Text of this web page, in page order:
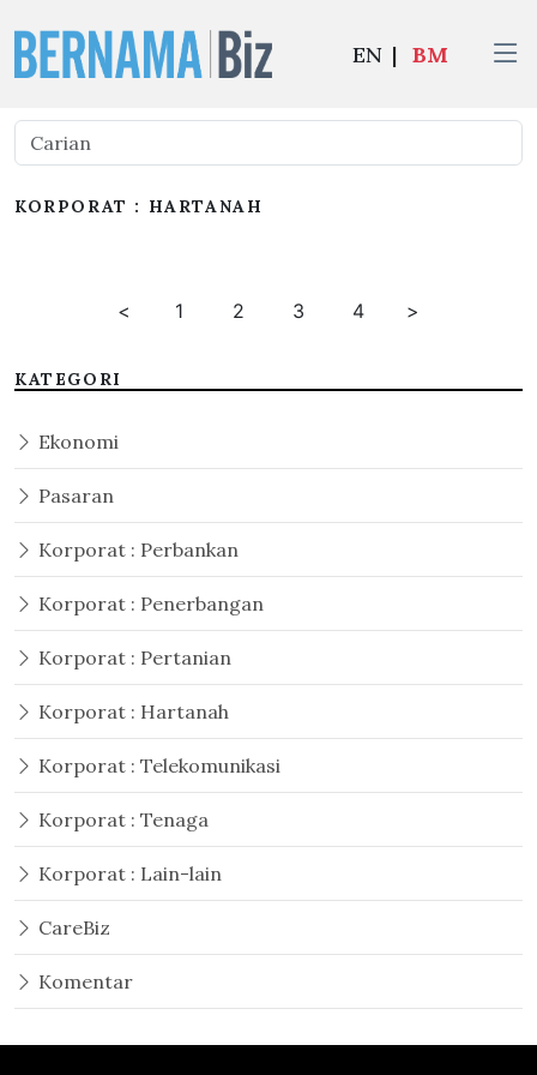
EN | BM
KORPORAT : HARTANAH
< 1 2 3 4 >
KATEGORI
Ekonomi
Pasaran
Korporat : Perbankan
Korporat : Penerbangan
Korporat : Pertanian
Korporat : Hartanah
Korporat : Telekomunikasi
Korporat : Tenaga
Korporat : Lain-lain
CareBiz
Komentar